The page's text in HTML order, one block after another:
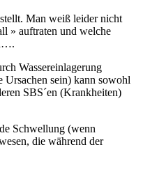
Man weiß leider nicht
» auftraten und welche
Wassereinlagerung
Ursachen sein) kann sowohl
SBS´en (Krankheiten)
Schwellung (wenn
die während der